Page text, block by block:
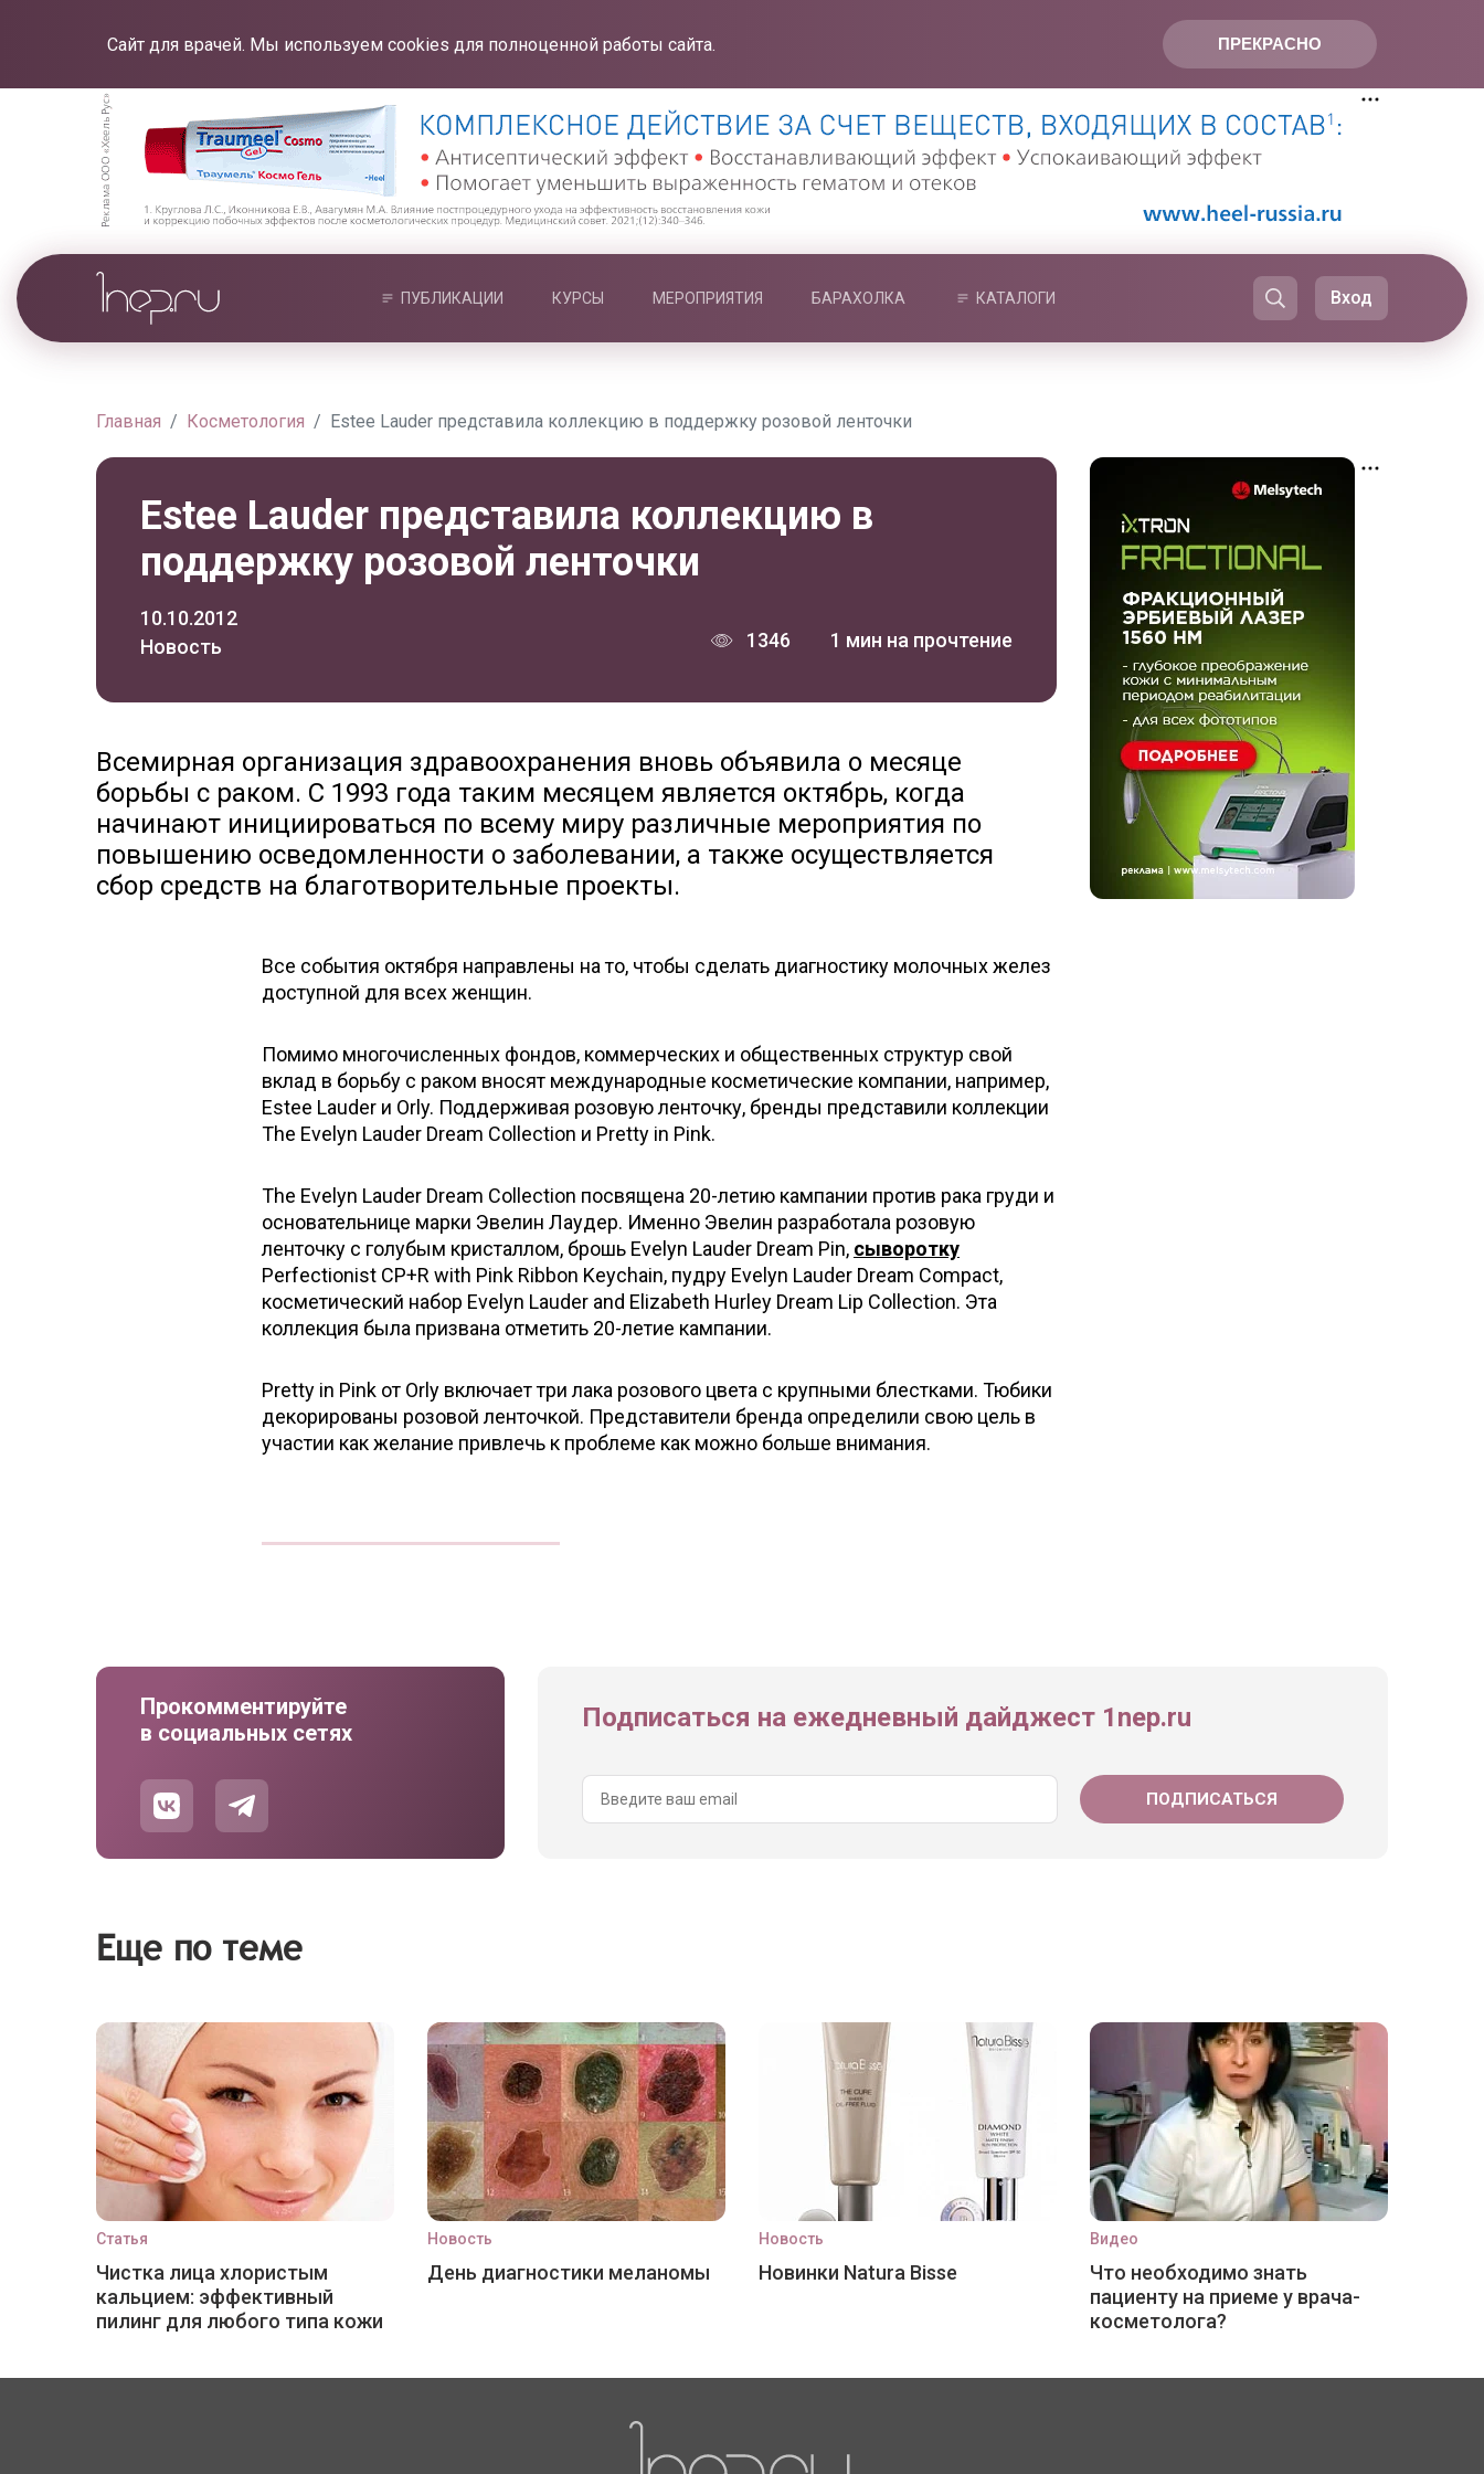
ПРЕКРАСНО
Сайт для врачей. Мы используем cookies для полноценной работы сайта.
ПУБЛИКАЦИИ КУРСЫ МЕРОПРИЯТИЯ БАРАХОЛКА КАТАЛОГИ Вход
Главная Косметология Estee Lauder представила коллекцию в поддержку розовой ленточки
Estee Lauder представила коллекцию в
поддержку розовой ленточки
10.10.2012
Новость
1346 1 мин на прочтение
Всемирная организация здравоохранения вновь объявила о месяце
борьбы с раком. С 1993 года таким месяцем является октябрь, когда
начинают инициироваться по всему миру различные мероприятия по
повышению осведомленности о заболевании, а также осуществляется
сбор средств на благотворительные проекты.
Все события октября направлены на то, чтобы сделать диагностику молочных желез
доступной для всех женщин.
Помимо многочисленных фондов, коммерческих и общественных структур свой
вклад в борьбу с раком вносят международные косметические компании, например,
Estee Lauder и Orly. Поддерживая розовую ленточку, бренды представили коллекции
The Evelyn Lauder Dream Collection и Pretty in Pink.
The Evelyn Lauder Dream Collection посвящена 20-летию кампании против рака груди и
основательнице марки Эвелин Лаудер. Именно Эвелин разработала розовую
ленточку с голубым кристаллом, брошь Evelyn Lauder Dream Pin, сыворотку
Perfectionist CP+R with Pink Ribbon Keychain, пудру Evelyn Lauder Dream Compact,
косметический набор Evelyn Lauder and Elizabeth Hurley Dream Lip Collection. Эта
коллекция была призвана отметить 20-летие кампании.
Pretty in Pink от Orly включает три лака розового цвета с крупными блестками. Тюбики
декорированы розовой ленточкой. Представители бренда определили свою цель в
участии как желание привлечь к проблеме как можно больше внимания.
Прокомментируйте
в социальных сетях
Подписаться на ежедневный дайджест 1nep.ru
Еще по теме
Статья
Чистка лица хлористым
кальцием: эффективный
пилинг для любого типа кожи
Новость
День диагностики меланомы
Новость
Новинки Natura Bisse
Видео
Что необходимо знать
пациенту на приеме у врача-
косметолога?